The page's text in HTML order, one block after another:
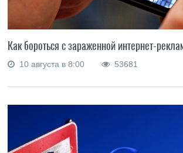
Как бороться с зараженной интернет-
10 августа в 8:00 53681